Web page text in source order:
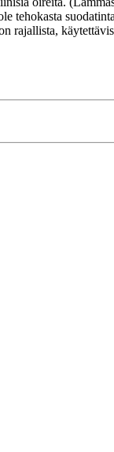
tehokasta
rajallista,